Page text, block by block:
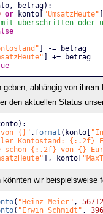
betrag):
or konto[ "UmsatzHeute"
überschritten oder
] -= betrag
] += betrag
abhängig von ihrem
den aktuellen Status
von {}" . format (konto[
Kontostand: {:.2f}
schon {:.2f} von {}
], konto[
wir beispielsweise
( "Heinz Meier" ,
( "Erwin Schmidt" ,